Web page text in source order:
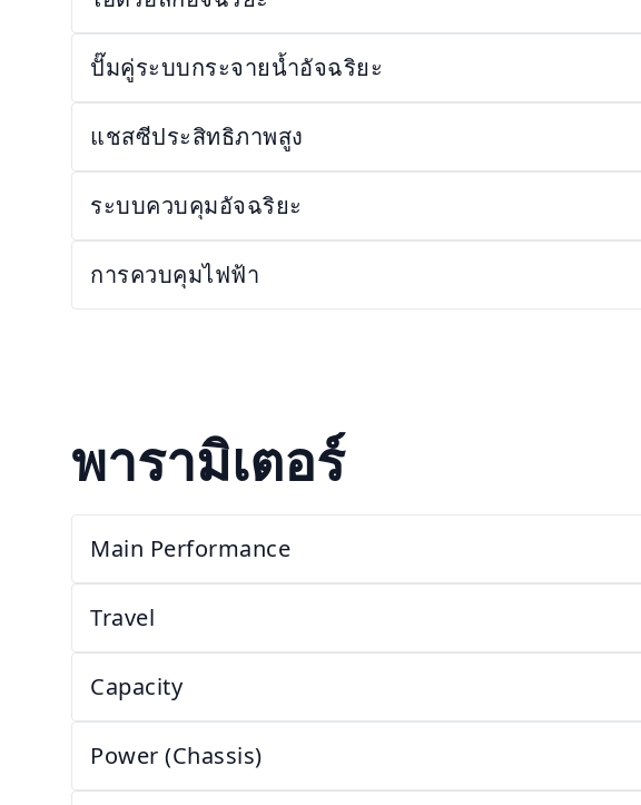
ปั๊มคู่ระบบกระจายน้ำอัจฉริยะ
แชสซีประสิทธิภาพสูง
ระบบควบคุมอัจฉริยะ
การควบคุมไฟฟ้า
พารามิเตอร์
Main Performance
Travel
Capacity
Power (Chassis)